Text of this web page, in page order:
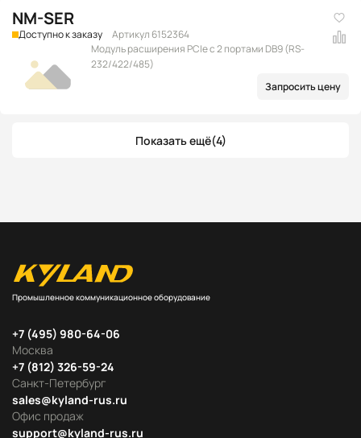
NM-SER
Доступно к заказу
Артикул 6152364
Модуль расширения PCIe с 2 портами DB9 (RS-
232/422/485)
Запросить цену
Показать ещё(4)
Промышленное коммуникационное оборудование
Москва
+7 (495) 980-64-06
Офис продаж
sales@kyland-rus.ru
Санкт-Петербург
+7 (812) 326-59-24
support@kyland-rus.ru